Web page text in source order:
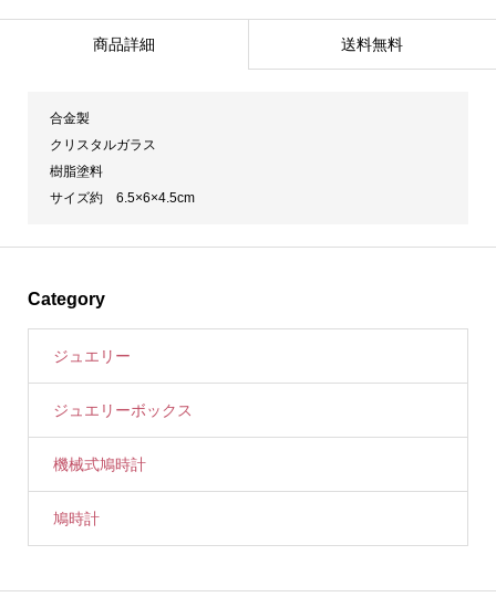
商品詳細 送料無料
合金製
クリスタルガラス
樹脂塗料
サイズ約 6.5×6×4.5cm
Category
ジュエリー
ジュエリーボックス
機械式鳩時計
鳩時計